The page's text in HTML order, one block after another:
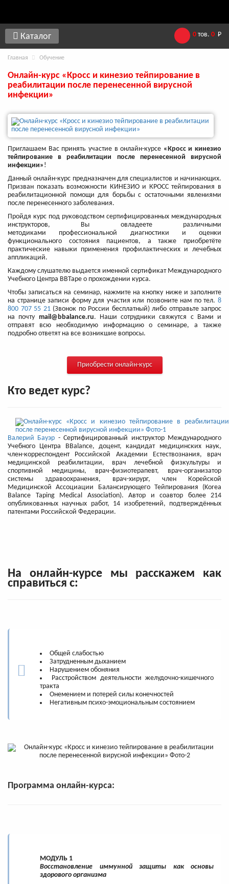
Каталог 0 тов. 0 Р
Главная Обучение
Онлайн-курс «Кросс и кинезио тейпирование в
реабилитации после перенесенной вирусной
инфекции»
Приглашаем Вас принять участие в онлайн-курсе «Кросс и кинезио
тейпирование в реабилитации после перенесенной вирусной
инфекции»​ !
Данный онлайн-курс предназначен для специалистов и начинающих.
Призван показать возможности КИНЕЗИО и КРОСС тейпирования в
реабилитационной помощи для борьбы с остаточными явлениями
после перенесенного заболевания.
Пройдя курс под руководством сертифицированных международных
инструкторов, Вы овладеете различными
методиками профессиональной диагностики и оценки
функционального состояния пациентов, а также приобретёте
практические навыки применения профилактических и лечебных
аппликаций.
Каждому слушателю выдается именной сертификат Международного
Учебного Центра BBTape о прохождении курса.
Чтобы записаться на семинар, нажмите на кнопку ниже и заполните
на странице записи форму для участия или позвоните нам по тел. 8
800 707 55 21(Звонок по России бесплатный) либо отправьте запрос
на почту mail@bbalance.ru. Наши сотрудники свяжутся с Вами и
отправят всю необходимую информацию о семинаре, а также
подробно ответят на все возникшие вопросы.
Приобрести онлайн-курс
Кто ведет курс?
Валерий Бауэр - Сертифицированный инструктор Международного
Учебного Центра BBalance, доцент, кандидат медицинских наук,
член-корреспондент Российской Академии Естествознания, врач
медицинской реабилитации, врач лечебной физкультуры и
спортивной медицины, врач-физиотерапевт, врач-организатор
системы здравоохранения, врач-хирург, член Корейской
Медицинской Ассоциации Балансирующего Тейпирования (Korea
Balance Taping Medical Association). Автор и соавтор более 214
опубликованных научных работ, 14 изобретений, подтверждённых
патентами Российской Федерации.
На онлайн-курсе мы расскажем как
справиться с:
Общей слабостью
Затрудненным дыханием
Нарушением обоняния
Расстройством деятельности желудочно-кишечного
тракта
Онемением и потерей силы конечностей
Негативным психо-эмоциональным состоянием
Программа онлайн-курса:
МОДУЛЬ 1
Восстановление иммунной защиты как основы
здорового организма